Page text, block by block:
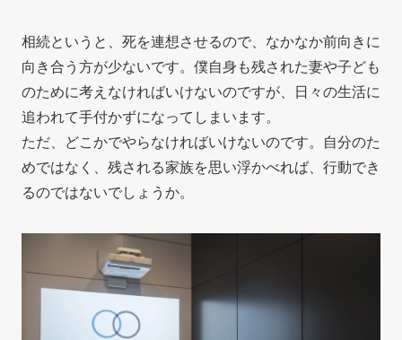
相続というと、死を連想させるので、なかなか前向きに
向き合う方が少ないです。僕自身も残された妻や子ども
のために考えなければいけないのですが、日々の生活に
追われて手付かずになってしまいます。
ただ、どこかでやらなければいけないのです。自分のた
めではなく、残される家族を思い浮かべれば、行動でき
るのではないでしょうか。